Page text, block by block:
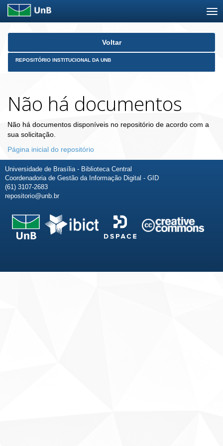
Skip
Voltar
REPOSITÓRIO INSTITUCIONAL DA UNB
Não há documentos
Não há documentos disponíveis no repositório de acordo com a
sua solicitação.
Página inicial do repositório
Universidade de Brasília - Biblioteca Central
Coordenadoria de Gestão da Informação Digital - GID
(61) 3107-2683
repositorio@unb.br